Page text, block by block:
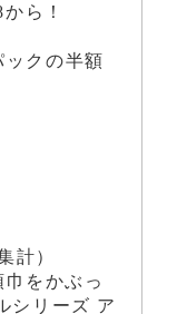
ら！
ックの半額
計）
巾をかぶっ
シリーズ ア